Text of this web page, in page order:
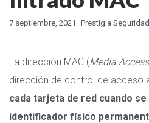
7 septiembre, 2021 Prestigia Seguridad
La dirección MAC (Media
dirección de control de acceso
cada tarjeta de red cuando
identificador físico